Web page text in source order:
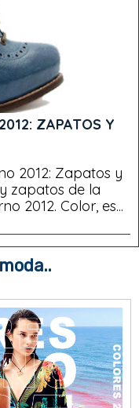
ZAPATOS Y
2012: Zapatos y
zapatos de la
2012. Color, es...